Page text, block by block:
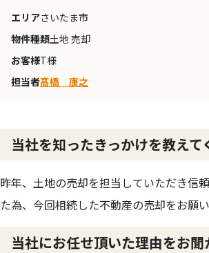
エリアさいたま市
物件種類土地 売却
お客様T様
担当者髙橋 康之
当社を知ったきっかけを教えて
昨年、土地の売却を担当していただき信
た為、今回相続した不動産の売却をお願い
当社にお任せ頂いた理由をお